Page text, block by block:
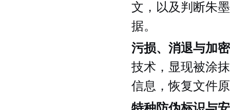
文，以及判断朱
据。
污损、消退与加
技术，显现被涂
信息，恢复文件